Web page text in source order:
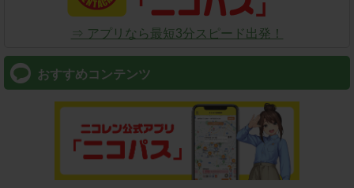
⇒ アプリなら最短3分スピード出発！
おすすめコンテンツ